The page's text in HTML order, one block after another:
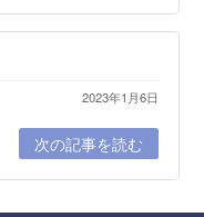
2023年1月6日
次の記事を読む